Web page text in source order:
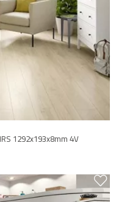
1292x193x8mm 4V